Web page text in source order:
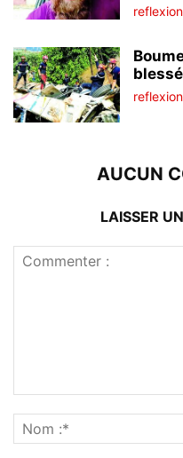
reflexion
reflexion
AUCUN
LAISSER